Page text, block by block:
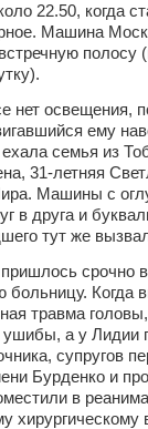
22.50, когда
Машина
полосу
нет освещения,
ему
семья из
31-летняя
Машины с
в друга и
тут же
срочно
Когда
травма
а у Лидии
супругов
Бурденко и
в
хирургическому